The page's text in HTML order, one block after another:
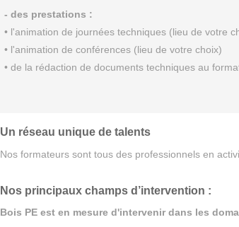
- des prestations :
• l'animation de journées techniques (lieu de votre
• l'animation de conférences (lieu de votre choix)
• de la rédaction de documents techniques au
Un réseau unique de talents
Nos formateurs sont tous des professionnels en
Nos principaux champs d’intervention :
Bois PE est en mesure d'intervenir dans les